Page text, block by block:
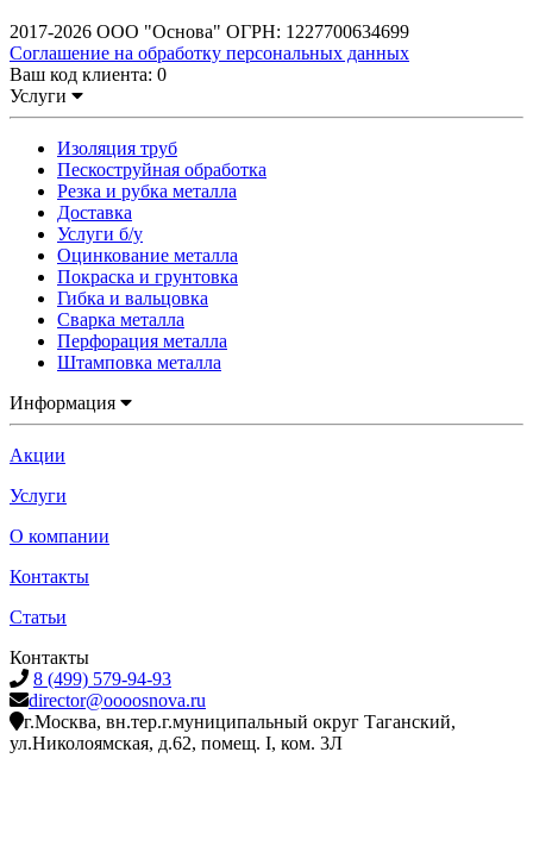
2017-2026 ООО "Основа" ОГРН: 1227700634699
Соглашение на обработку персональных данных
Ваш код клиента: 0
Услуги
Изоляция труб
Пескоструйная обработка
Резка и рубка металла
Доставка
Услуги б/у
Оцинкование металла
Покраска и грунтовка
Гибка и вальцовка
Сварка металла
Перфорация металла
Штамповка металла
Информация
Акции
Услуги
О компании
Контакты
Статьи
Контакты
8 (499) 579-94-93
director@oooosnova.ru
г.Москва, вн.тер.г.муниципальный округ Таганский,
ул.Николоямская, д.62, помещ. I, ком. 3Л